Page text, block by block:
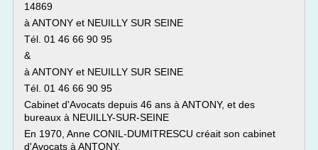
14869
à ANTONY et NEUILLY SUR SEINE
Tél. 01 46 66 90 95
&
à ANTONY et NEUILLY SUR SEINE
Tél. 01 46 66 90 95
Cabinet d'Avocats depuis 46 ans à ANTONY, et des
bureaux à NEUILLY-SUR-SEINE
En 1970, Anne CONIL-DUMITRESCU créait son cabinet
d'Avocats à ANTONY.